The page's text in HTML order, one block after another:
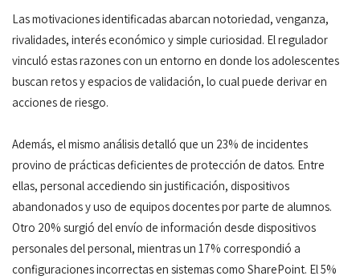
Las motivaciones identificadas abarcan notoriedad, venganza,
rivalidades, interés económico y simple curiosidad. El regulador
vinculó estas razones con un entorno en donde los adolescentes
buscan retos y espacios de validación, lo cual puede derivar en
acciones de riesgo.
Además, el mismo análisis detalló que un 23% de incidentes
provino de prácticas deficientes de protección de datos. Entre
ellas, personal accediendo sin justificación, dispositivos
abandonados y uso de equipos docentes por parte de alumnos.
Otro 20% surgió del envío de información desde dispositivos
personales del personal, mientras un 17% correspondió a
configuraciones incorrectas en sistemas como SharePoint. El 5%